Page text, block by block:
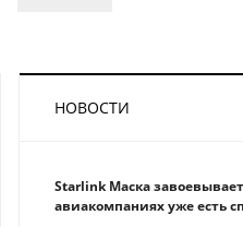
НОВОСТИ
Starlink Маска
авиакомпаниях уже есть